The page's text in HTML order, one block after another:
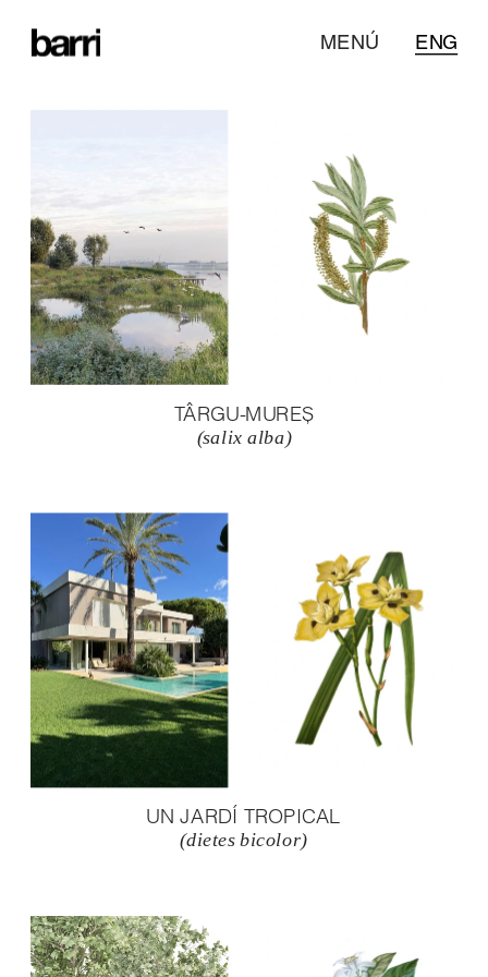
ENG
MENÚ
TÂRGU-MUREȘ
(salix alba)
UN JARDÍ TROPICAL
(dietes bicolor)